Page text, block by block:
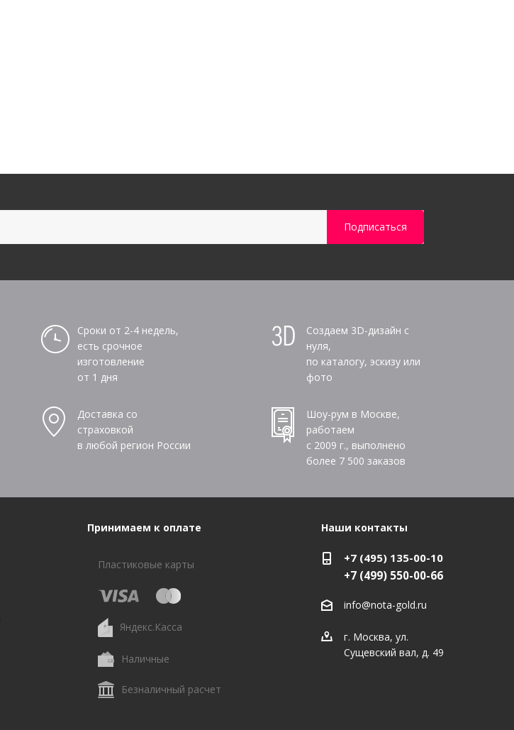
Сроки от 2-4 недель,
есть срочное
изготовление
от 1 дня
Создаем 3D-дизайн с
нуля,
по каталогу, эскизу или
фото
Доставка со
страховкой
в любой регион России
Шоу-рум в Москве,
работаем
с 2009 г., выполнено
более 7 500 заказов
Принимаем к оплате
Пластиковые карты
Яндекс.Касса
Наличные
Безналичный расчет
Наши контакты
+7 (495) 135-00-10
+7 (499) 550-00-66
info@nota-gold.ru
г. Москва, ул.
Сущевский вал, д. 49